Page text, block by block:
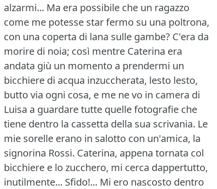
alzarmi... Ma era possibile che un ragazzo
come me potesse star fermo su una poltrona,
con una coperta di lana sulle gambe? C'era da
morire di noia; così mentre Caterina era
andata giù un momento a prendermi un
bicchiere di acqua inzuccherata, lesto lesto,
butto via ogni cosa, e me ne vo in camera di
Luisa a guardare tutte quelle fotografie che
tiene dentro la cassetta della sua scrivania. Le
mie sorelle erano in salotto con un'amica, la
signorina Rossi. Caterina, appena tornata col
bicchiere e lo zucchero, mi cerca dappertutto,
inutilmente... Sfido!... Mi ero nascosto dentro